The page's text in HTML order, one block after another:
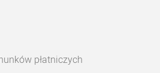
płatniczych